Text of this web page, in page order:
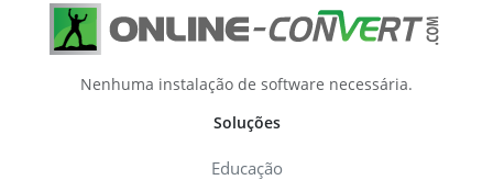
Nenhuma instalação de software necessária.
Soluções
Educação